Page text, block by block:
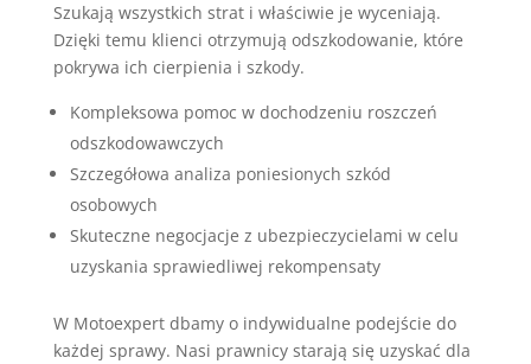
Szukają wszystkich strat i właściwie je wyceniają.
Dzięki temu klienci otrzymują odszkodowanie, które
pokrywa ich cierpienia i szkody.
Kompleksowa pomoc w dochodzeniu roszczeń
odszkodowawczych
Szczegółowa analiza poniesionych szkód
osobowych
Skuteczne negocjacje z ubezpieczycielami w celu
uzyskania sprawiedliwej rekompensaty
W Motoexpert dbamy o indywidualne podejście do
każdej sprawy. Nasi prawnicy starają się uzyskać dla